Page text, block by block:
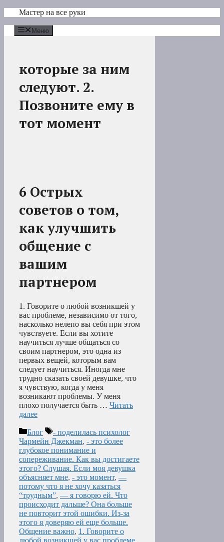
Перейти
содержимому
Мастер на все руки
Меню
которые за ним
следуют. 2.
Позвоните ему в
тот момент
6 Острых
советов о том,
как улучшить
общение с
вашим
партнером
1. Говорите о любой возникшей у
вас проблеме, независимо от того,
насколько нелепо вы себя при этом
чувствуете. Если вы хотите
научиться лучше общаться со
своим партнером, это одна из
первых вещей, которым вам
следует научиться. Иногда мне
трудно сказать своей девушке, что
я чувствую, когда у меня
возникают проблемы. У меня
плохо получается быть … Читать
далее
Рубрики
Блог Метки
- поделилась психолог
Чармейн Джекман, - это более
глубокое понимание и
сопереживание. Как вы достигаете
этого? Слушая. Если моя девушка
объясняет мне, - это момент, —
потому что я не хочу казаться
“трудным”, — я говорю ей. Что
происходит дальше? Она больше
не повторит этой ошибки. Из-за
этого я доверяю ей еще больше.
Общение важно, 1. Говорите о